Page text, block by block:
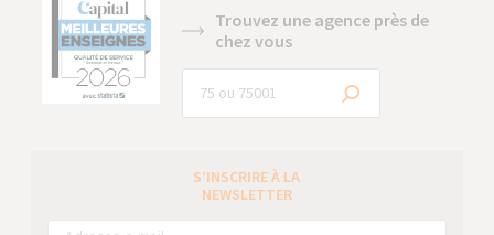
Trouvez une agence près de
chez vous
S’INSCRIRE À LA
NEWSLETTER